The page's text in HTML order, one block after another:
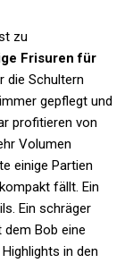
zu
Frisuren für
die Schultern
gepflegt und
profitieren von
Volumen
einige Partien
fällt. Ein
Ein schräger
dem Bob eine
in den